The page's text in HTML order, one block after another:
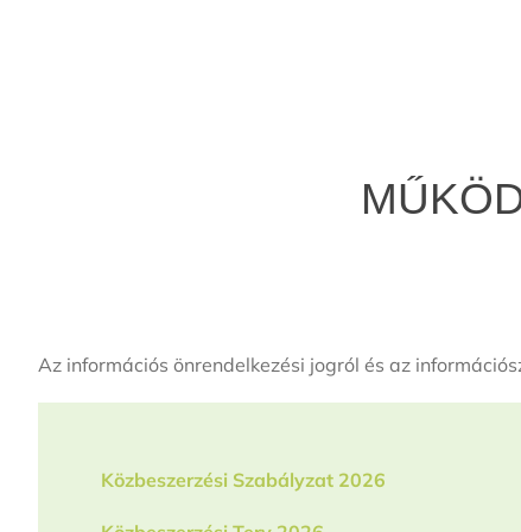
Az információs önrendelkezési jogról és az
Közbeszerzési Szabályzat 2026